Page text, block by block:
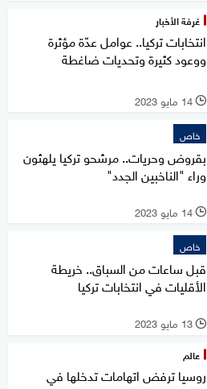
غرفة الأخبار
انتخابات تركيا.. عوامل عدّة مؤثرة
ووعود كثيرة وتحديات ضاغطة
l 14 مايو 2023
خاص
بقروض وحريات.. مرشحو تركيا يلهثون
وراء "الناخبين الجدد"
l 14 مايو 2023
خاص
قبل ساعات من السباق.. خريطة
الأقليات في انتخابات تركيا
l 13 مايو 2023
عالم
روسيا ترفض اتهامات تدخلها في